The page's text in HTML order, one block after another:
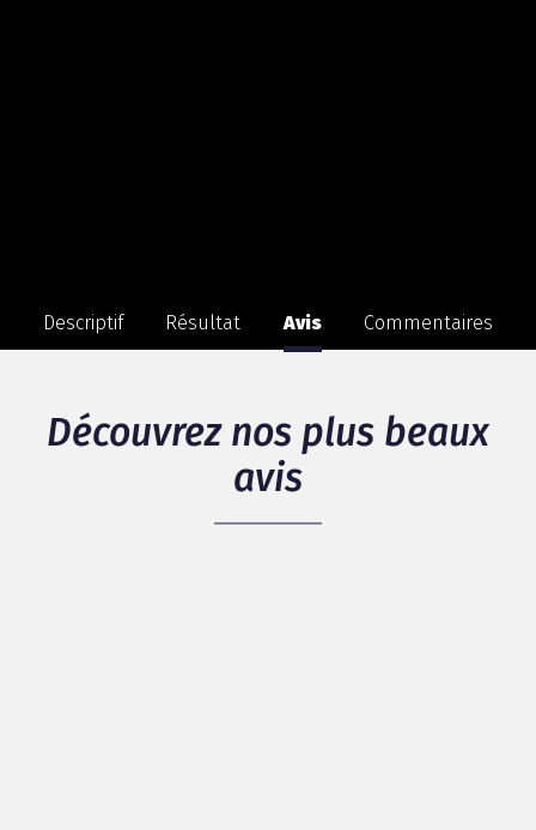
Descriptif Résultat Avis Commentaires
Découvrez nos plus beaux
avis